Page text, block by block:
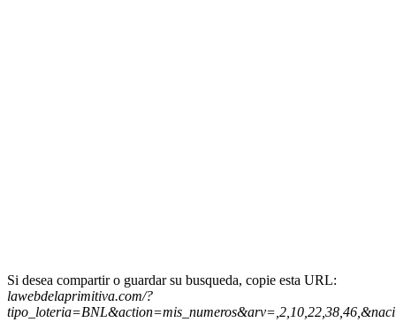
Si desea compartir o guardar su busqueda, copie esta URL:
lawebdelaprimitiva.com/?